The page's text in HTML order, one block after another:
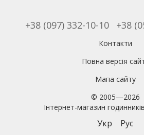
+38 (097) 332-10-10 +38
Контакти
Повна версія
Мапа сайту
© 2005—2026
Інтернет-магазин
Укр Рус